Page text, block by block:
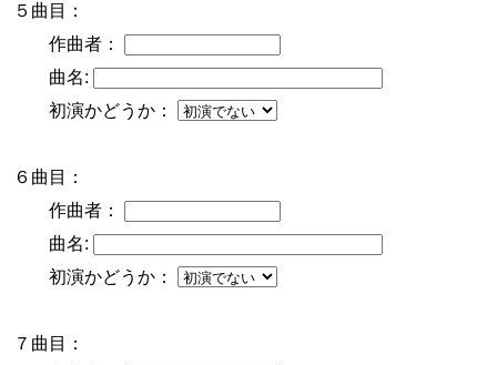
５曲目：
作曲者：
曲名:
初演かどうか：
６曲目：
作曲者：
曲名:
初演かどうか：
７曲目：